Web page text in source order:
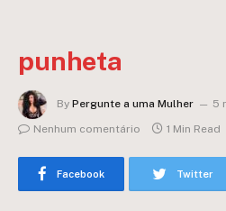
punheta
By Pergunte a uma Mulher
5
Nenhum comentário
1 Min Read
Facebook Twitter